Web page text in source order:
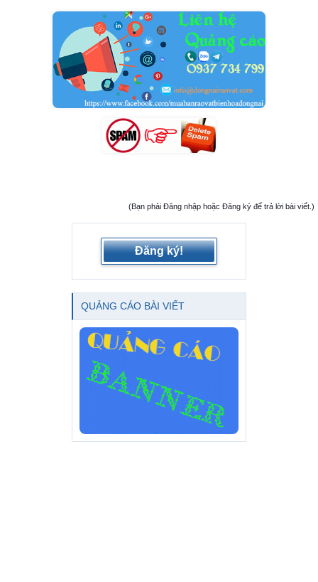
(Bạn phải Đăng nhập hoặc Đăng ký để trả lời bài viết.)
Đăng ký!
QUẢNG CÁO BÀI VIẾT